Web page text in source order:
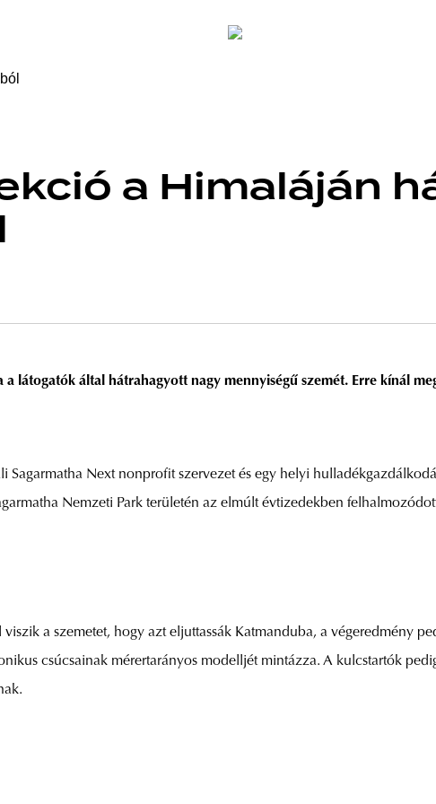
a Himaláján
látogatók által hátrahagyott nagy mennyiségű szemét. Erre kínál
Sagarmatha Next nonprofit szervezet és egy helyi
Nemzeti Park területén az elmúlt évtizedekben
a szemetet, hogy azt eljuttassák Katmanduba, a végeredmény
csúcsainak mérertarányos modelljét mintázza. A kulcstartók